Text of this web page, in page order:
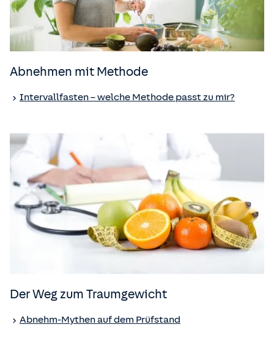
Abnehmen mit Methode
Intervallfasten – welche Methode passt zu mir?
Der Weg zum Traumgewicht
Abnehm-Mythen auf dem Prüfstand